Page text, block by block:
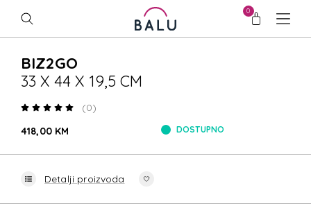
0
BIZ2GO
33 X 44 X 19,5 CM
(0)
418,00 KM
DOSTUPNO
Detalji proizvoda